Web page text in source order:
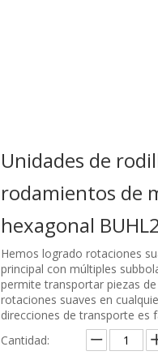
Unidades de
rodamientos de
hexagonal
Hemos logrado rotaciones
principal con múltiples
permite transportar piezas
rotaciones suaves en
direcciones de transporte es
Cantidad: